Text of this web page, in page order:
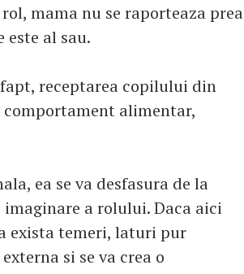
mama nu se raporteaza prea
al sau.
receptarea copilului din
alimentar,
ea se va desfasura de la
a rolului. Daca aici
exista temeri, laturi pur
si se va crea o